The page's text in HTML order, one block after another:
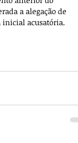
a alegação de
inicial acusatória.